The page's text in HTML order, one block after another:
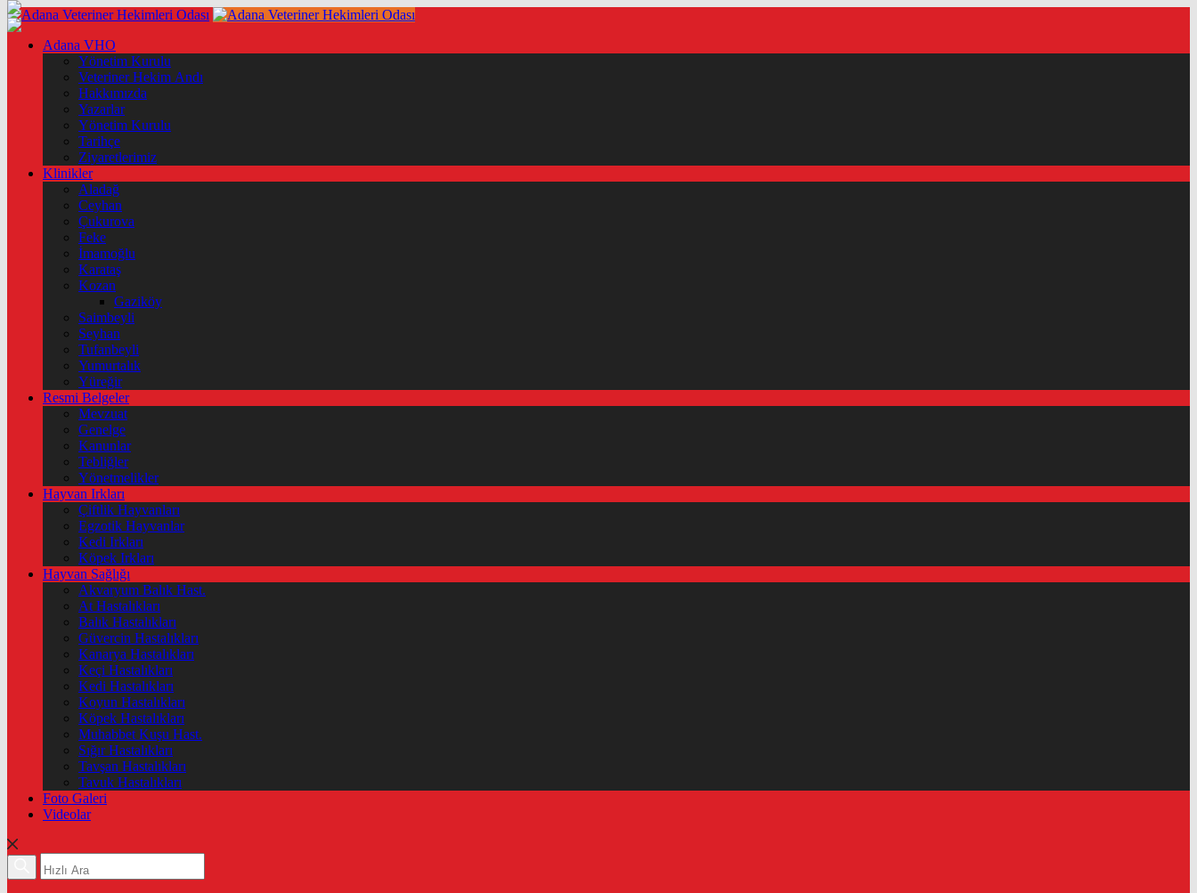
Adana VHO
Yönetim Kurulu
Veteriner Hekim Andı
Hakkımızda
Yazarlar
Yönetim Kurulu
Tarihçe
Ziyaretlerimiz
Klinikler
Aladağ
Ceyhan
Çukurova
Feke
İmamoğlu
Karataş
Kozan
Gaziköy
Saimbeyli
Seyhan
Tufanbeyli
Yumurtalık
Yüreğir
Resmi Belgeler
Mevzuat
Genelge
Kanunlar
Tebliğler
Yönetmelikler
Hayvan Irkları
Çiftlik Hayvanları
Egzotik Hayvanlar
Kedi Irkları
Köpek Irkları
Hayvan Sağlığı
Akvaryum Balık Hast.
At Hastalıkları
Balık Hastalıkları
Güvercin Hastalıkları
Kanarya Hastalıkları
Keçi Hastalıkları
Kedi Hastalıkları
Koyun Hastalıkları
Köpek Hastalıkları
Muhabbet Kuşu Hast.
Sığır Hastalıkları
Tavşan Hastalıkları
Tavuk Hastalıkları
Foto Galeri
Videolar